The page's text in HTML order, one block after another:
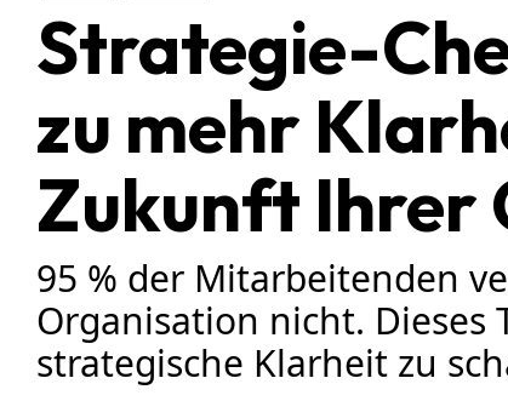
Strategie-
zu mehr
Zukunft Ihrer
95 % der Mitarbeitenden
Organisation nicht.
strategische Klarheit zu